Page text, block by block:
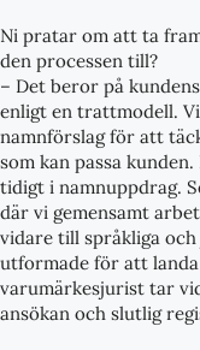
Ni pratar om att ta
den processen till?
– Det beror på
enligt en trattmodell.
namnförslag för att
som kan passa
tidigt i namnuppdrag.
där vi gemensamt
vidare till språkliga
utformade för att
varumärkesjurist tar
ansökan och slutlig